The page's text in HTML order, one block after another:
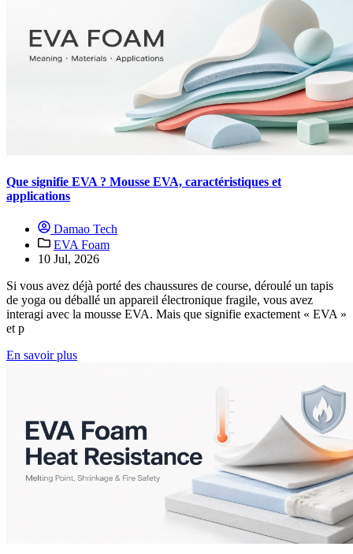
Que signifie EVA ? Mousse EVA, caractéristiques et
applications
Damao Tech
EVA Foam
10 Jul, 2026
Si vous avez déjà porté des chaussures de course, déroulé un tapis
de yoga ou déballé un appareil électronique fragile, vous avez
interagi avec la mousse EVA. Mais que signifie exactement « EVA »
et p
En savoir plus